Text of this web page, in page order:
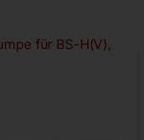
für BS-H(V),